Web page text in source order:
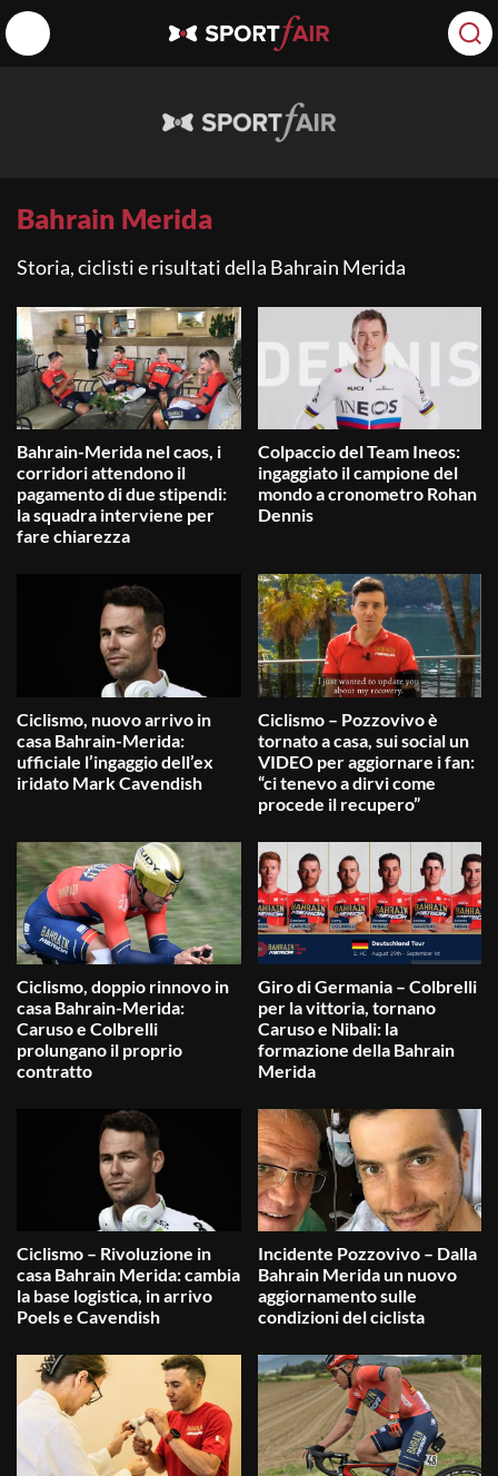
Bahrain Merida
Storia, ciclisti e risultati della Bahrain Merida
Bahrain-Merida nel caos, i
corridori attendono il
pagamento di due stipendi:
la squadra interviene per
fare chiarezza
Colpaccio del Team Ineos:
ingaggiato il campione del
mondo a cronometro Rohan
Dennis
Ciclismo, nuovo arrivo in
casa Bahrain-Merida:
ufficiale l’ingaggio dell’ex
iridato Mark Cavendish
Ciclismo – Pozzovivo è
tornato a casa, sui social un
VIDEO per aggiornare i fan:
“ci tenevo a dirvi come
procede il recupero”
Ciclismo, doppio rinnovo in
casa Bahrain-Merida:
Caruso e Colbrelli
prolungano il proprio
contratto
Giro di Germania – Colbrelli
per la vittoria, tornano
Caruso e Nibali: la
formazione della Bahrain
Merida
Ciclismo – Rivoluzione in
casa Bahrain Merida: cambia
la base logistica, in arrivo
Poels e Cavendish
Incidente Pozzovivo – Dalla
Bahrain Merida un nuovo
aggiornamento sulle
condizioni del ciclista